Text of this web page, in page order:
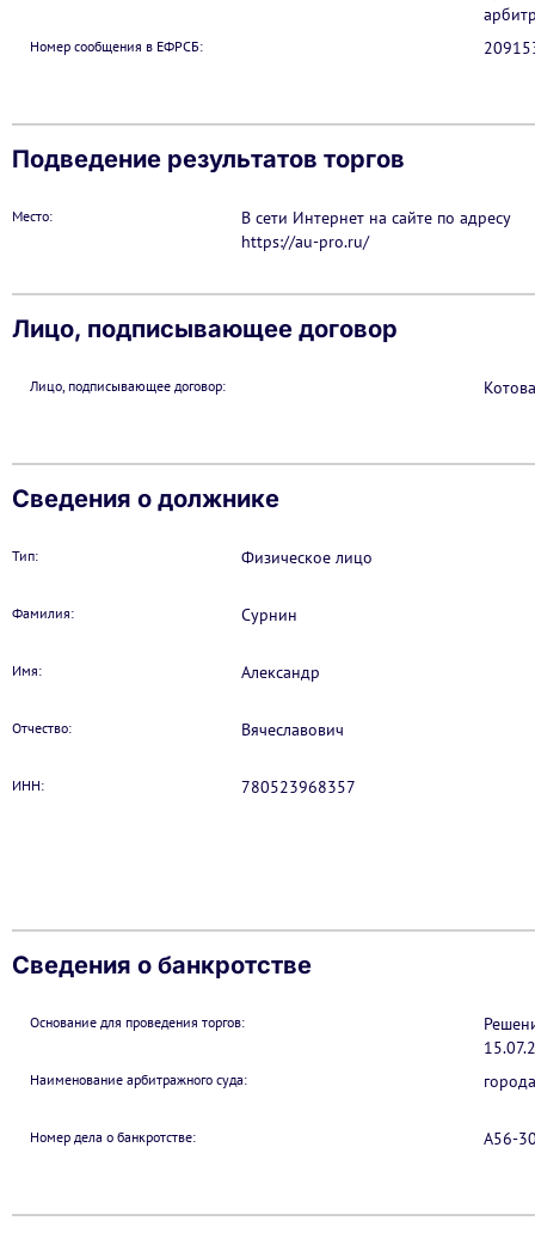
Номер сообщения в ЕФРСБ:
Подведение результатов торгов
Место:
В сети Интернет на сайте по адресу
https://au-pro.ru/
Лицо, подписывающее договор
Лицо, подписывающее договор:
Сведения о должнике
Тип: Физическое лицо
Фамилия: Сурнин
Имя: Александр
Отчество: Вячеславович
ИНН: 780523968357
Сведения о банкротстве
Основание для проведения торгов:
Наименование арбитражного суда:
Номер дела о банкротстве: А56-